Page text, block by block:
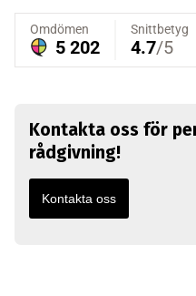
Kontakta oss för
rådgivning!
Kontakta oss